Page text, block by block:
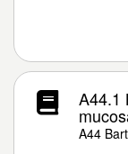
A44.1
A44